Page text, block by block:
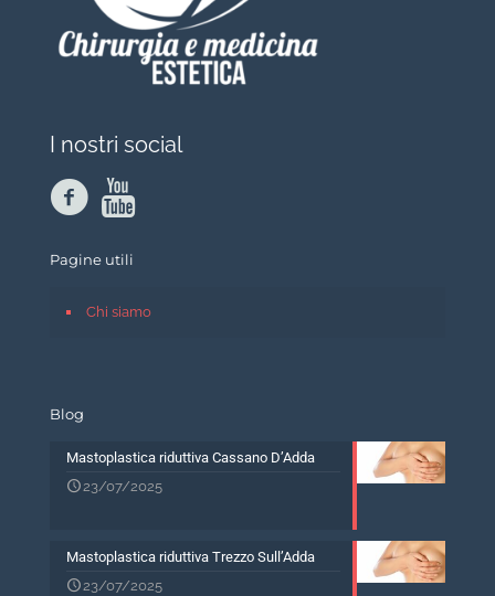
I nostri social
Pagine utili
Chi siamo
Blog
Mastoplastica riduttiva Cassano D’Adda
23/07/2025
Mastoplastica riduttiva Trezzo Sull’Adda
23/07/2025